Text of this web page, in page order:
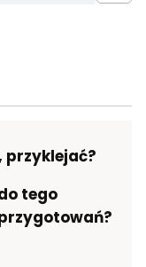
przyklejać?
tego